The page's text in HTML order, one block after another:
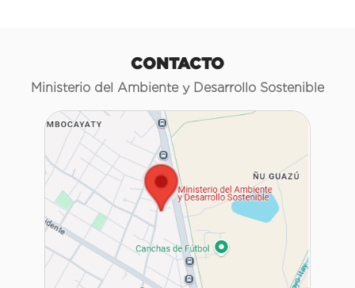
CONTACTO
Ministerio del Ambiente y Desarrollo Sostenible